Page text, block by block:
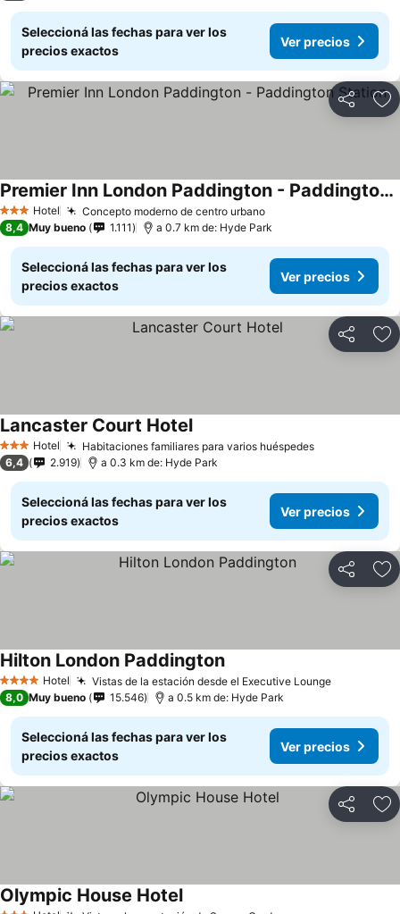
Seleccioná las fechas para ver los
precios exactos
Ver precios
Compartir
3 Estrellas
Hotel Concepto moderno de centro urbanoVer precios
Premier Inn London Paddington - Paddington Station
Ver precios
8,4 Muy bueno 1.111 a 0.7 km de: Hyde Park
Seleccioná las fechas para ver los
precios exactos
Ver precios
Compartir
3 Estrellas
Hotel Habitaciones familiares para varios huéspedesVer precios
Lancaster Court HotelVer precios
6,4 2.919 a 0.3 km de: Hyde Park
Seleccioná las fechas para ver los
precios exactos
Ver precios
Compartir
4 EstrellasHotel Vistas de la estación desde el Executive LoungeVer
Hilton London PaddingtonVer precios
8,0 Muy bueno 15.546 a 0.5 km de: Hyde Park
Seleccioná las fechas para ver los
precios exactos
Ver precios
Compartir
Olympic House HotelVer precios